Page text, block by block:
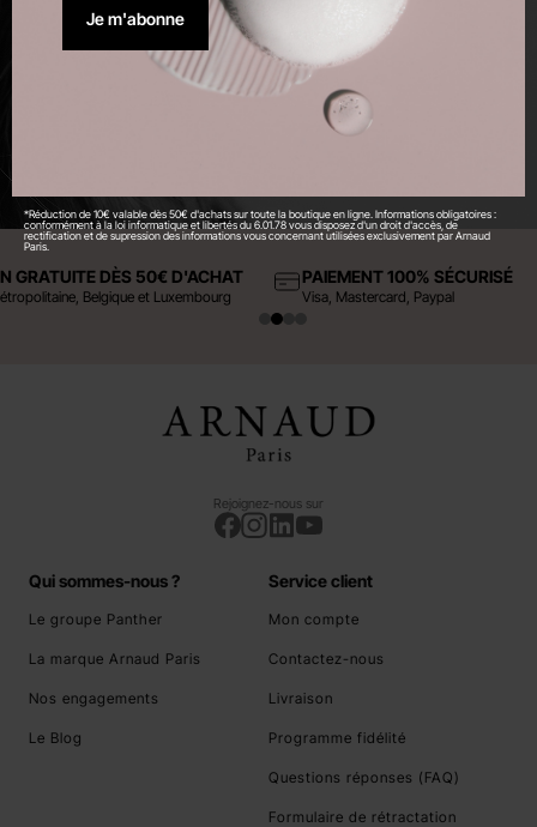
GRATUITE DÈS 50€ D'ACHAT
Belgique et Luxembourg
PAIEMENT 100% SÉCURISÉ
Visa, Mastercard, Paypal
Rejoignez-nous sur
Qui sommes-nous ?
Le groupe Panther
La marque Arnaud Paris
Nos engagements
Le Blog
Service client
Mon compte
Contactez-nous
Livraison
Programme fidélité
Questions réponses (FAQ)
Formulaire de rétractation
Je m'abonne
*Réduction de 10€ valable dès 50€ d'achats sur toute la boutique en ligne. Informations obligatoires :
conformément à la loi informatique et libertés du 6.01.78 vous disposez d'un droit d'accès, de
rectification et de supression des informations vous concernant utilisées exclusivement par Arnaud
Paris.